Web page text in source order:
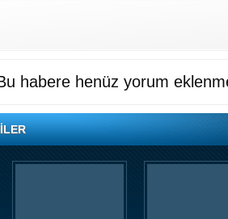
habere henüz yorum